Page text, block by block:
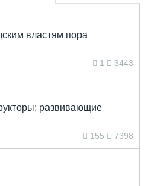
властям пора
1 3443
развивающие
155 7398